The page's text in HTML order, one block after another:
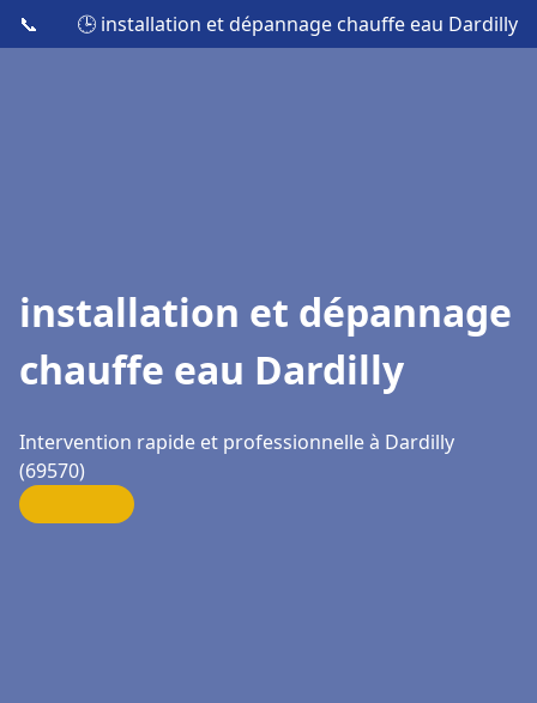
📞 🕒 installation et dépannage chauffe eau Dardilly
installation et dépannage
chauffe eau Dardilly
Intervention rapide et professionnelle à Dardilly
(69570)